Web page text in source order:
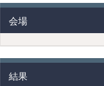
会場
結果